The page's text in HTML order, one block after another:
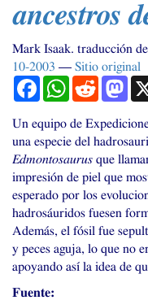
ancestros
Mark Isaak. traducción
10-2003
Sitio original
FacebookWhatsApp
Reddit
Un equipo de
una especie del
Edmontosaurus que
impresión de piel que
esperado por los
hadrosáuridos fuesen
Además, el fósil fue
y peces aguja, lo que no
apoyando así la idea de
Fuente: